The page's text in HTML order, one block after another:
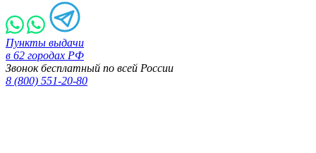
Пункты выдачи
в 62 городах РФ
Звонок бесплатный по всей России
8 (800) 551-20-80